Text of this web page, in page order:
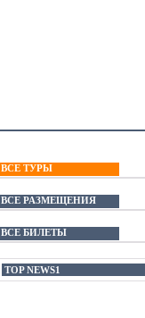
ВСЕ ТУРЫ
ВСЕ РАЗМЕЩЕНИЯ
ВСЕ БИЛЕТЫ
TOP NEWS1